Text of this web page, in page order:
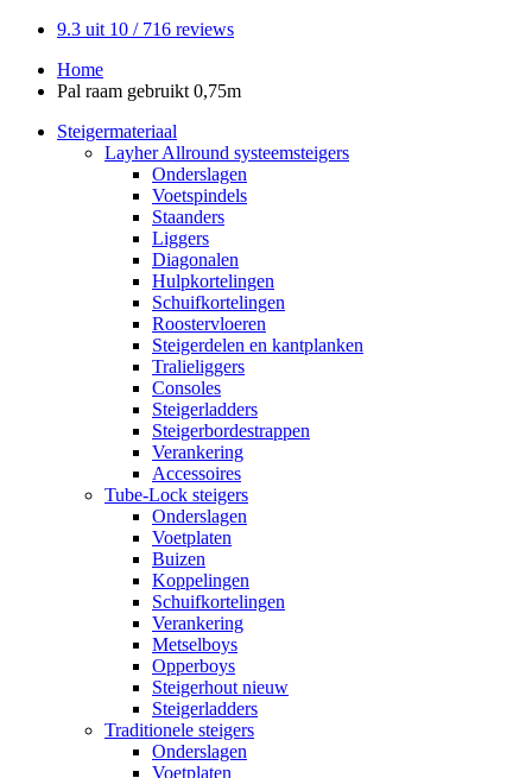
9.3 uit 10 / 716 reviews
Home
Pal raam gebruikt 0,75m
Steigermateriaal
Layher Allround systeemsteigers
Onderslagen
Voetspindels
Staanders
Liggers
Diagonalen
Hulpkortelingen
Schuifkortelingen
Roostervloeren
Steigerdelen en kantplanken
Tralieliggers
Consoles
Steigerladders
Steigerbordestrappen
Verankering
Accessoires
Tube-Lock steigers
Onderslagen
Voetplaten
Buizen
Koppelingen
Schuifkortelingen
Verankering
Metselboys
Opperboys
Steigerhout nieuw
Steigerladders
Traditionele steigers
Onderslagen
Voetplaten